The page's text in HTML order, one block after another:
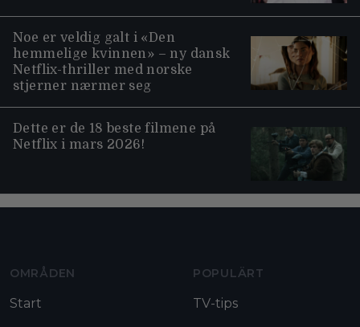
Noe er veldig galt i «Den
hemmelige kvinnen» – ny dansk
Netflix-thriller med norske
stjerner nærmer seg
Dette er de 18 beste filmene på
Netflix i mars 2026!
OMRÅDEN
Start
POPULÄRT
TV-tips